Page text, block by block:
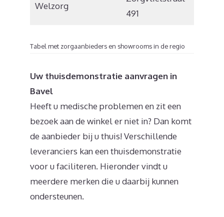
Welzorg
491
Tabel met zorgaanbieders en showrooms in de regio
Uw thuisdemonstratie aanvragen in
Bavel
Heeft u medische problemen en zit een
bezoek aan de winkel er niet in? Dan komt
de aanbieder bij u thuis! Verschillende
leveranciers kan een thuisdemonstratie
voor u faciliteren. Hieronder vindt u
meerdere merken die u daarbij kunnen
ondersteunen.